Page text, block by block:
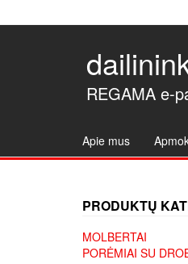
REGAMA e-
Apie mus
PRODUKTŲ
MOLBERTAI
PORĖMIAI SU